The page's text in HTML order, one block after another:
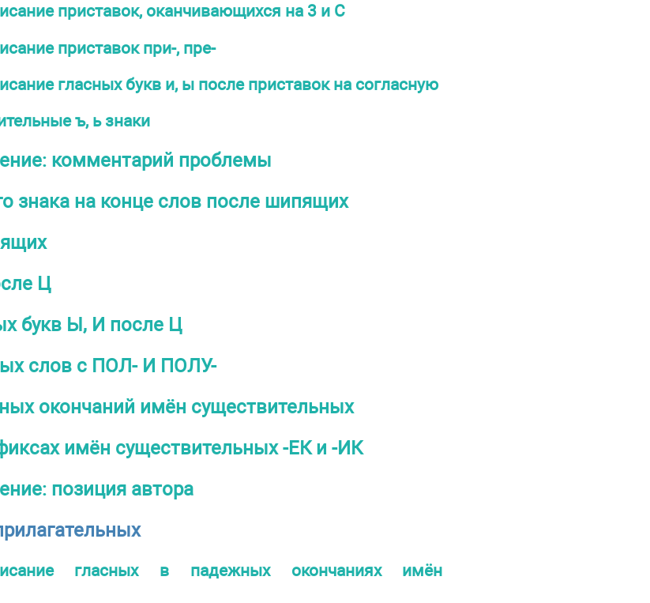
приставок, оканчивающихся на 3 и С
приставок при-, пре-
гласных букв и, ы после приставок на согласную
ъ, ь знаки
комментарий проблемы
знака на конце слов после шипящих
Ц
букв Ы, И после Ц
слов с ПОЛ- И ПОЛУ-
окончаний имён существительных
имён существительных -ЕК и -ИК
позиция автора
гласных в падежных окончаниях имён